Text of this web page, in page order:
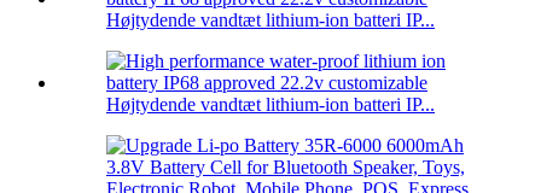
Højtydende vandtæt lithium-ion batteri IP...
Højtydende vandtæt lithium-ion batteri IP...